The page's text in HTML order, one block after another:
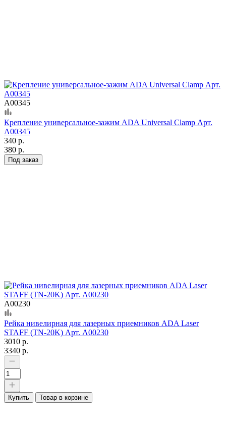
А00345
Крепление универсальное-зажим ADA Universal Clamp Арт.
А00345
340 р.
380 р.
Под заказ
А00230
Рейка нивелирная для лазерных приемников ADA Laser
STAFF (TN-20K) Арт. А00230
3010 р.
3340 р.
Купить Товар в корзине